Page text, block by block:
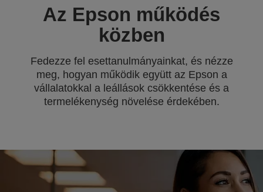
Az Epson működés
közben
Fedezze fel esettanulmányainkat, és nézze
meg, hogyan működik együtt az Epson a
vállalatokkal a leállások csökkentése és a
termelékenység növelése érdekében.